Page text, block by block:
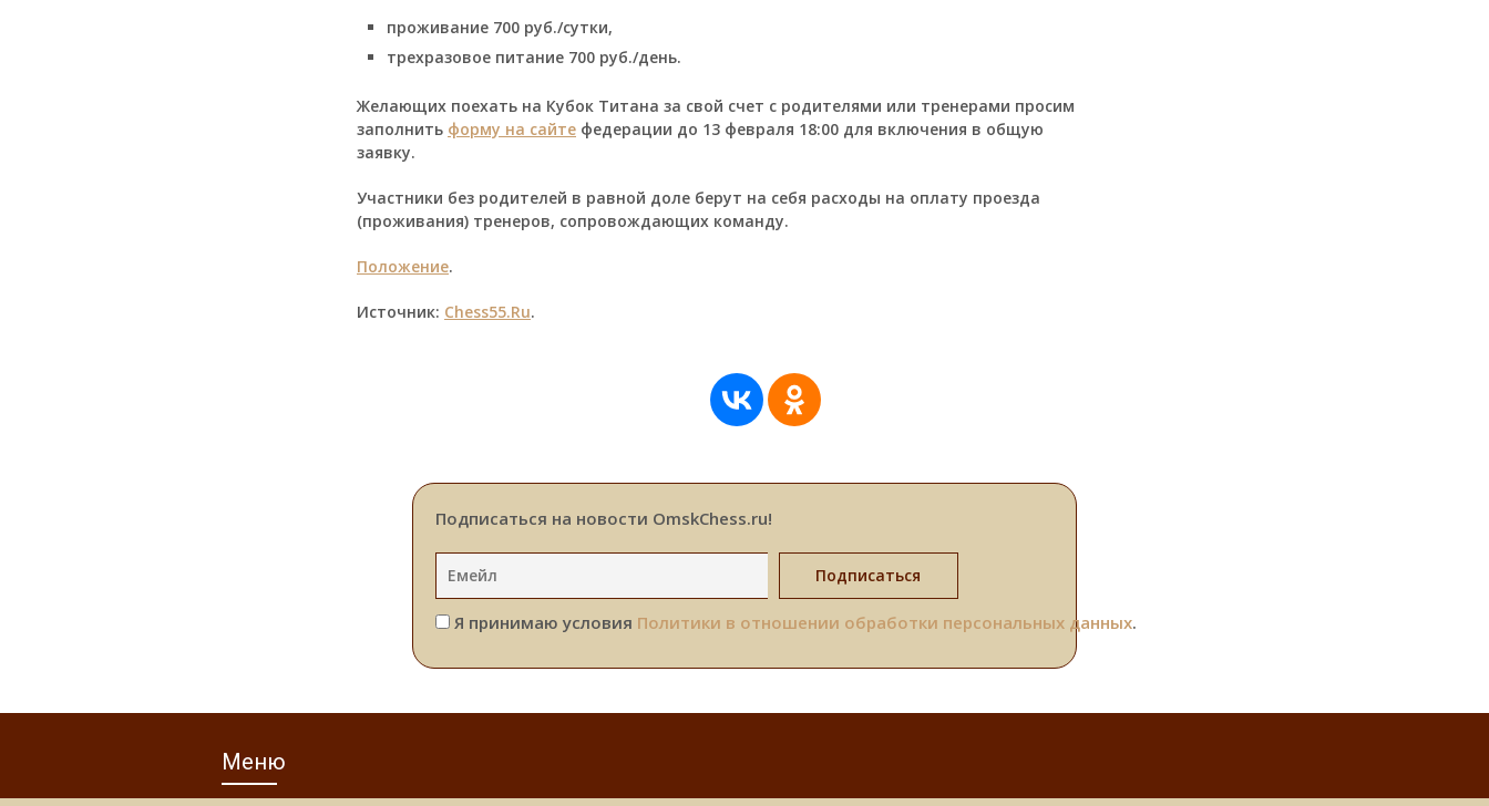
проживание 700 руб./сутки,
трехразовое питание 700 руб./день.
Желающих поехать на Кубок Титана за свой счет с родителями или тренерами просим
заполнить форму на сайте федерации до 13 февраля 18:00 для включения в общую
заявку.
Участники без родителей в равной доле берут на себя расходы на оплату проезда
(проживания) тренеров, сопровождающих команду.
Положение.
Источник: Chess55.Ru.
Подписаться на новости OmskChess.ru!
Я принимаю условия Политики в отношении обработки персональных данных.
Меню